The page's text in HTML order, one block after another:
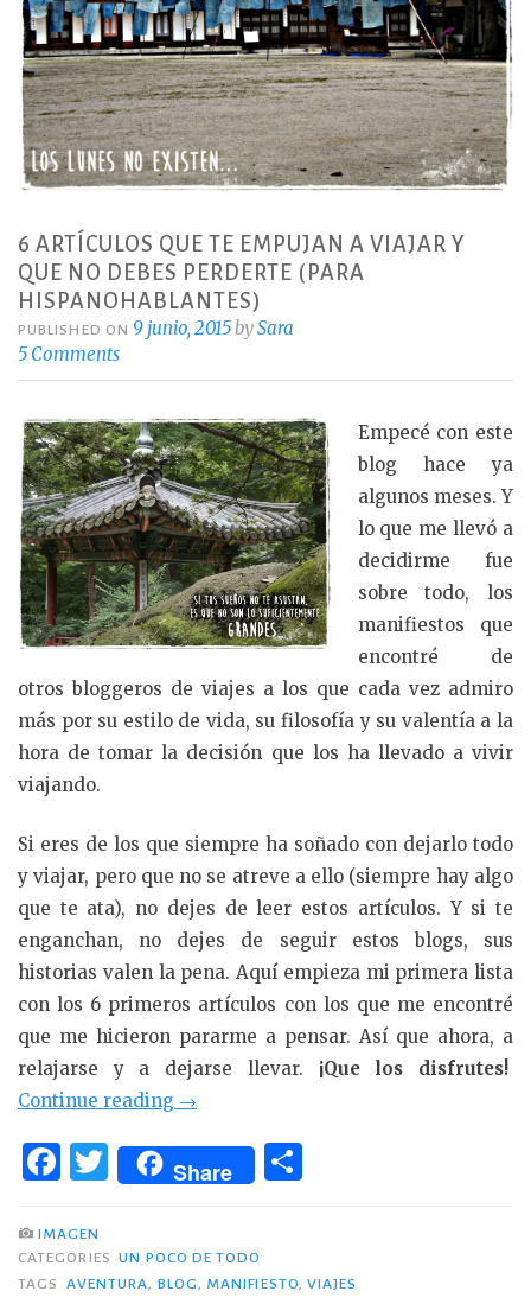
6 ARTÍCULOS QUE TE EMPUJAN A VIAJAR Y
QUE NO DEBES PERDERTE (PARA
HISPANOHABLANTES)
PUBLISHED ON 9 junio, 2015bySara
5 Comments
Empecé con este
blog hace ya
algunos meses. Y
lo que me llevó a
decidirme fue
sobre todo, los
manifiestos que
encontré de
otros bloggeros de viajes a los que cada vez admiro
más por su estilo de vida, su filosofía y su valentía a la
hora de tomar la decisión que los ha llevado a vivir
viajando.
Si eres de los que siempre ha soñado con dejarlo todo
y viajar, pero que no se atreve a ello (siempre hay algo
que te ata), no dejes de leer estos artículos. Y si te
enganchan, no dejes de seguir estos blogs, sus
historias valen la pena. Aquí empieza mi primera lista
con los 6 primeros artículos con los que me encontré
que me hicieron pararme a pensar. Así que ahora, a
relajarse y a dejarse llevar. ¡Que los disfrutes!
Continue reading «6
que
a
viajar
→
F
c
e
T
w
te
Share
p
IMAGEN
CATEGORIES UN POCO DE TODO
TAGS
AVENTURA, BLOG, MANIFIESTO,VIAJES